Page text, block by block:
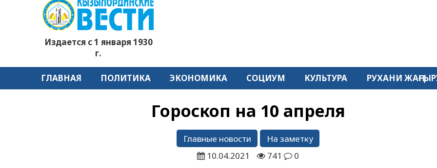
Издается с 1 января 1930
г.
ГЛАВНАЯ ПОЛИТИКА ЭКОНОМИКА СОЦИУМ КУЛЬТУРА РУХАНИ
Гороскоп на 10 апреля
Главные новости
На заметку
10.04.2021
741 0